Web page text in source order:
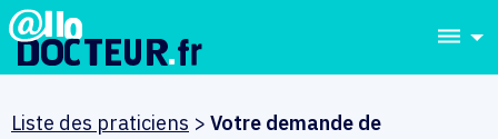
dehaze
Liste des praticiens > Votre demande de